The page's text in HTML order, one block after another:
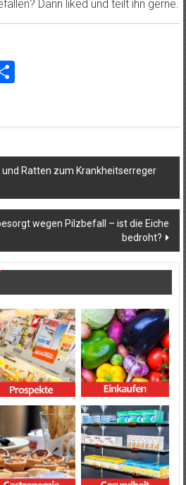
Dann liked und teilt ihn gerne.
Teilen
Ratten zum Krankheitserreger
wegen Pilzbefall – ist die Eiche
bedroht?